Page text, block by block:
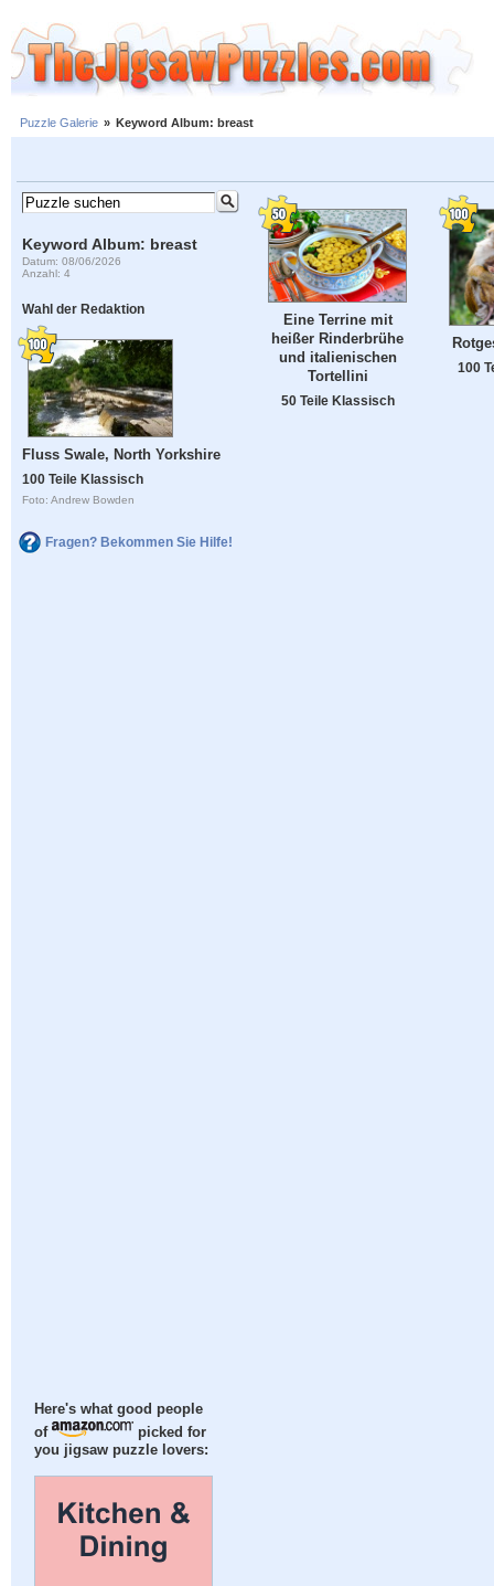
Puzzle Galerie » Keyword Album: breast
Keyword Album: breast
Datum: 08/06/2026
Anzahl: 4
Wahl der Redaktion
Fluss Swale, North Yorkshire
100 Teile Klassisch
Foto: Andrew Bowden
Fragen? Bekommen Sie Hilfe!
Here's what good people
of
picked for
you jigsaw puzzle lovers:
Eine Terrine mit
heißer Rinderbrühe
und italienischen
Tortellini
50 Teile Klassisch
100